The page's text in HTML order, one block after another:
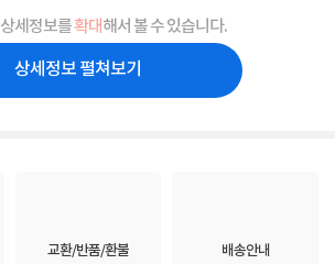
상세정보를확대해서 볼 수 있습니다.
상세정보 펼쳐보기
교환/반품/환불 배송안내